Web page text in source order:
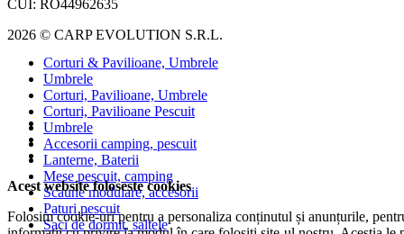
Corturi & Pavilioane, Umbrele
Umbrele
Corturi, Pavilioane, Umbrele
Corturi, Pavilioane Pescuit
Umbrele
Accesorii camping, pescuit
Lanterne, Baterii
Mese pescuit, camping
Scaune modulare, accesorii
Paturi pescuit
Saci de dormit, saltele
CUI: RO44962635
2026 © CARP EVOLUTION S.R.L.
Acest website foloseste cookies
Folosim cookie-uri pentru a personaliza conținutul și anunțurile,